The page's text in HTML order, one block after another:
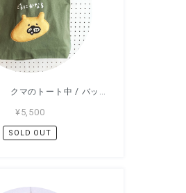
どうにかなる クマのトート中 / バッグ / アッコモン
¥5,500
SOLD OUT